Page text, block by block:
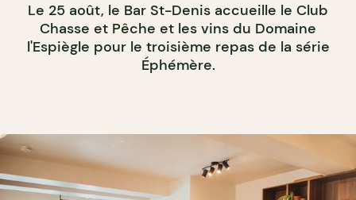
Le 25 août, le Bar St-Denis accueille le Club
Chasse et Pêche et les vins du Domaine
l'Espiègle pour le troisième repas de la série
Éphémère.